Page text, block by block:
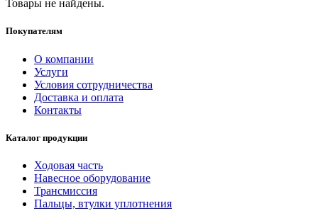
Товары не найдены.
Покупателям
О компании
Услуги
Условия сотрудничества
Доставка и оплата
Контакты
Каталог продукции
Ходовая часть
Навесное оборудование
Трансмиссия
Пальцы, втулки уплотнения